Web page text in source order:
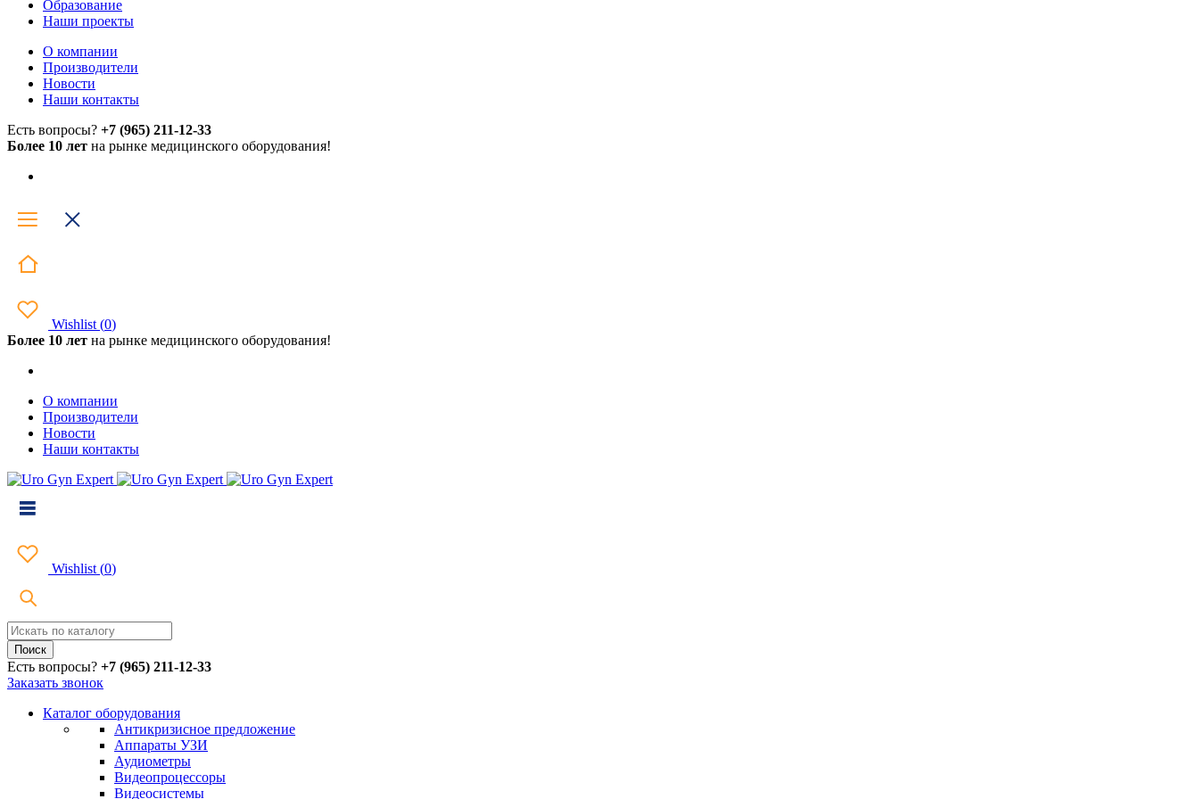
Образование
Наши проекты
О компании
Производители
Новости
Наши контакты
Есть вопросы? +7 (965) 211-12-33
Более 10 лет на рынке медицинского оборудования!
Wishlist (0)
Более 10 лет на рынке медицинского оборудования!
О компании
Производители
Новости
Наши контакты
Wishlist (0)
Есть вопросы? +7 (965) 211-12-33
Заказать звонок
Каталог оборудования
Антикризисное предложение
Аппараты УЗИ
Аудиометры
Видеопроцессоры
Видеосистемы